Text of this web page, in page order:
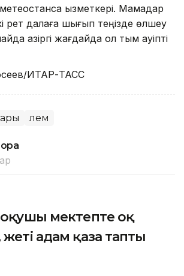
қызметкері. Мамадар
рет далаға шығып теңізде өлшеу
қазіргі жағдайда ол тым қауіпті
ИТАР-ТАСС
Әлем
мектепте оқ
адам қаза тапты